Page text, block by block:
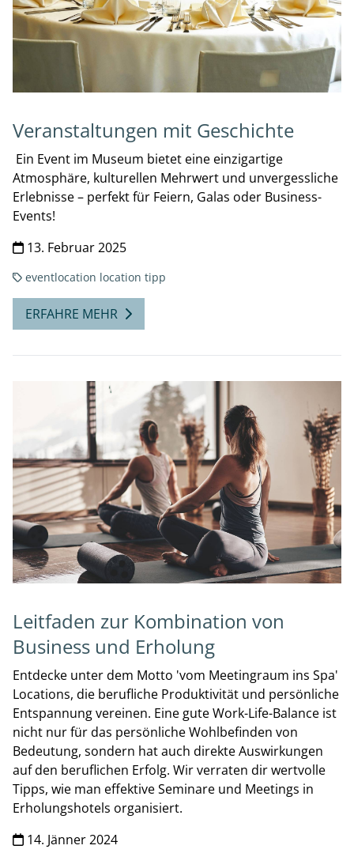
Veranstaltungen mit Geschichte
Ein Event im Museum bietet eine einzigartige
Atmosphäre, kulturellen Mehrwert und unvergessliche
Erlebnisse – perfekt für Feiern, Galas oder Business-
Events!
13. Februar 2025
eventlocation location tipp
ERFAHRE MEHR
Leitfaden zur Kombination von
Business und Erholung
Entdecke unter dem Motto 'vom Meetingraum ins Spa'
Locations, die berufliche Produktivität und persönliche
Entspannung vereinen. Eine gute Work-Life-Balance ist
nicht nur für das persönliche Wohlbefinden von
Bedeutung, sondern hat auch direkte Auswirkungen
auf den beruflichen Erfolg. Wir verraten dir wertvolle
Tipps, wie man effektive Seminare und Meetings in
Erholungshotels organisiert.
14. Jänner 2024